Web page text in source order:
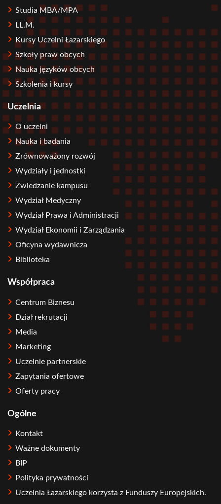
Studia MBA/MPA
LL.M.
Kursy Uczelni Łazarskiego
Szkoły praw obcych
Nauka języków obcych
Szkolenia i kursy
Uczelnia
O uczelni
Nauka i badania
Zrównoważony rozwój
Wydziały i jednostki
Zwiedzanie kampusu
Wydział Medyczny
Wydział Prawa i Administracji
Wydział Ekonomii i Zarządzania
Oficyna wydawnicza
Biblioteka
Współpraca
Centrum Biznesu
Dział rekrutacji
Media
Marketing
Uczelnie partnerskie
Zapytania ofertowe
Oferty pracy
Ogólne
Kontakt
Ważne dokumenty
BIP
Polityka prywatności
Uczelnia Łazarskiego korzysta z Funduszy Europejskich.